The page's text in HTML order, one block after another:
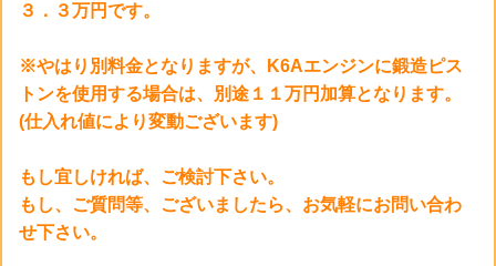
３．３万円です。
※やはり別料金となりますが、K6Aエンジンに鍛造ピス
トンを使用する場合は、別途１１万円加算となります。
(仕入れ値により変動ございます)
もし宜しければ、ご検討下さい。
もし、ご質問等、ございましたら、お気軽にお問い合わ
せ下さい。